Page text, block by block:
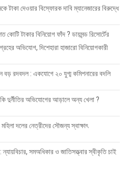
টাকা দেওয়ার বিস্ফোরক দাবি ম্যানেজারের বিরুদ্ধে
টাকার বিনিয়োগ ফাঁদ ? ডায়মন্ড রিসোর্টের
অভিযোগ, দিশেহারা হাজারো বিনিয়োগকারী
বড় রদবদল : একযোগে ২০ যুগ্ম কমিশনারের বদলি
দুর্নীতির অভিযোগের আড়ালে অন্য খেলা ?
দলের নেত্রীদের সৌজন্য স্বাক্ষাৎ
সমঅধিকার ও জাতিসত্ত্বার স্বীকৃতি চাই